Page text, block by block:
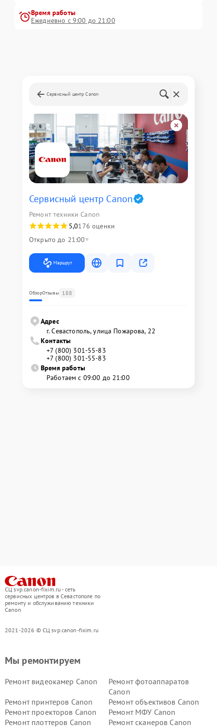
Время работы
Ежедневно с 9:00 до 21:00
Сервисный центр Canon
Сервисный центр Canon
Ремонт техники Canon
5,0176 оценки
Открыто до 21:00
Маршрут
ОбзорОтзывы 188
Адрес
г. Севастополь, улица Пожарова, 22
Контакты
+7 (800) 301-55-83
+7 (800) 301-55-83
Время работы
Работаем с 09:00 до 21:00
СЦ svp.canon-fixim.ru - сеть
сервисных центров в Севастополе по
ремонту и обслуживанию техники
Canon
2021-2026 © СЦ svp.canon-fixim.ru
Мы ремонтируем
Ремонт видеокамер Canon
Ремонт фотоаппаратов
Canon
Ремонт принтеров Canon
Ремонт объективов Canon
Ремонт проекторов Canon
Ремонт МФУ Canon
Ремонт плоттеров Canon
Ремонт сканеров Canon